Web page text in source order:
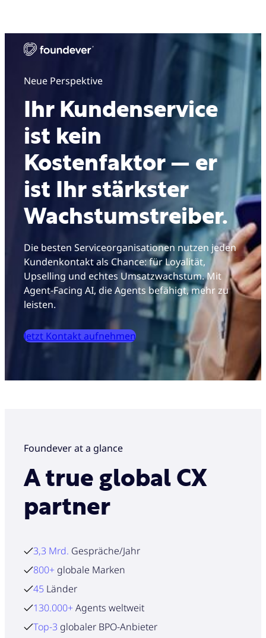
Neue Perspektive
Ihr Kundenservice
ist kein
Kostenfaktor — er
ist Ihr stärkster
Wachstumstreiber.
Die besten Serviceorganisationen nutzen jeden
Kundenkontakt als Chance: für Loyalität,
Upselling und echtes Umsatzwachstum. Mit
Agent-Facing AI, die Agents befähigt, mehr zu
leisten.
Jetzt Kontakt aufnehmen
Foundever at a glance
A true global CX
partner
3,3 Mrd. Gespräche/Jahr
800+ globale Marken
45 Länder
130.000+Agents weltweit
Top-3 globaler BPO-Anbieter